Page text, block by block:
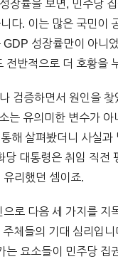
장률을 보면, 민주당
. 이는 많은 국민이
성장률만이 아니
전반적으로 더 호황을
검증하면서 원인을
유의미한 변수가
해 살펴봤더니 사실
대통령은 취임 직전
리했던 셈이죠.
로 다음 세 가지를 지
체들의 기대 심리입니
요소들이 민주당 집